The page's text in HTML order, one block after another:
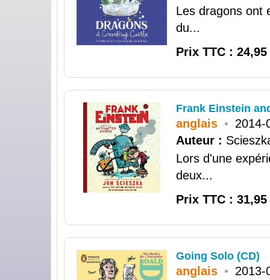
Les dragons ont
du...
Prix TTC : 24,95
Frank Einstein
anglais • 2014-
Auteur :
Lors d'une
deux...
Prix TTC : 31,95
Going Solo (CD)
anglais • 2013-